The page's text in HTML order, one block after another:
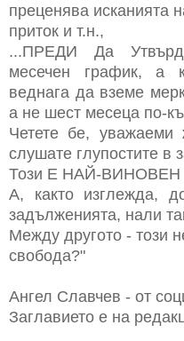
преценява исканията
приток и т.н.,
...ПРЕДИ Да
месечен график, а
веднага да вземе
а не шест месеца по-
Четете бе,
слушате глупостите в
Този Е НАЙ-ВИНОВЕН
А, както изглежда,
задълженията, нали
Между другото - този
свобода?"
Ангел Славчев - от
Заглавието е на